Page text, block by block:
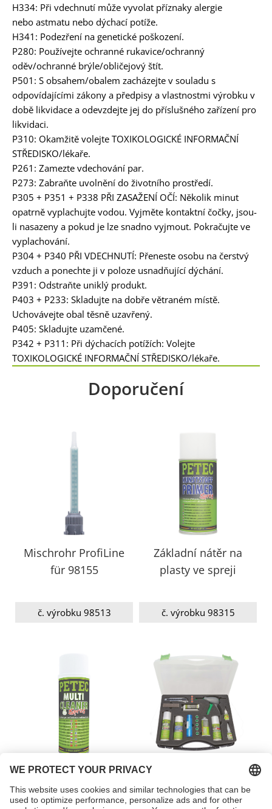
H334: Při vdechnutí může vyvolat příznaky alergie
nebo astmatu nebo dýchací potíže.
H341: Podezření na genetické poškození.
P280: Používejte ochranné rukavice/ochranný
oděv/ochranné brýle/obličejový štít.
P501: S obsahem/obalem zacházejte v souladu s
odpovídajícími zákony a předpisy a vlastnostmi výrobku v
době likvidace a odevzdejte jej do příslušného zařízení pro
likvidaci.
P310: Okamžitě volejte TOXIKOLOGICKÉ INFORMAČNÍ
STŘEDISKO/lékaře.
P261: Zamezte vdechování par.
P273: Zabraňte uvolnění do životního prostředí.
P305 + P351 + P338 PŘI ZASAŽENÍ OČÍ: Několik minut
opatrně vyplachujte vodou. Vyjměte kontaktní čočky, jsou-
li nasazeny a pokud je lze snadno vyjmout. Pokračujte ve
vyplachování.
P304 + P340 PŘI VDECHNUTÍ: Přeneste osobu na čerstvý
vzduch a ponechte ji v poloze usnadňující dýchání.
P391: Odstraňte uniklý produkt.
P403 + P233: Skladujte na dobře větraném místě.
Uchovávejte obal těsně uzavřený.
P405: Skladujte uzamčené.
P342 + P311: Při dýchacích potížích: Volejte
TOXIKOLOGICKÉ INFORMAČNÍ STŘEDISKO/lékaře.
Doporučení
Mischrohr ProfiLine
für 98155
č. výrobku 98513
Základní nátěr na
plasty ve spreji
č. výrobku 98315
Multi Cleaner Spray
PLASTŮ